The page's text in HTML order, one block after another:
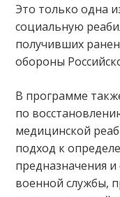
Это только одна
социальную
получивших
обороны
В программе
по
медицинской
подход к
предназначения
военной службы,